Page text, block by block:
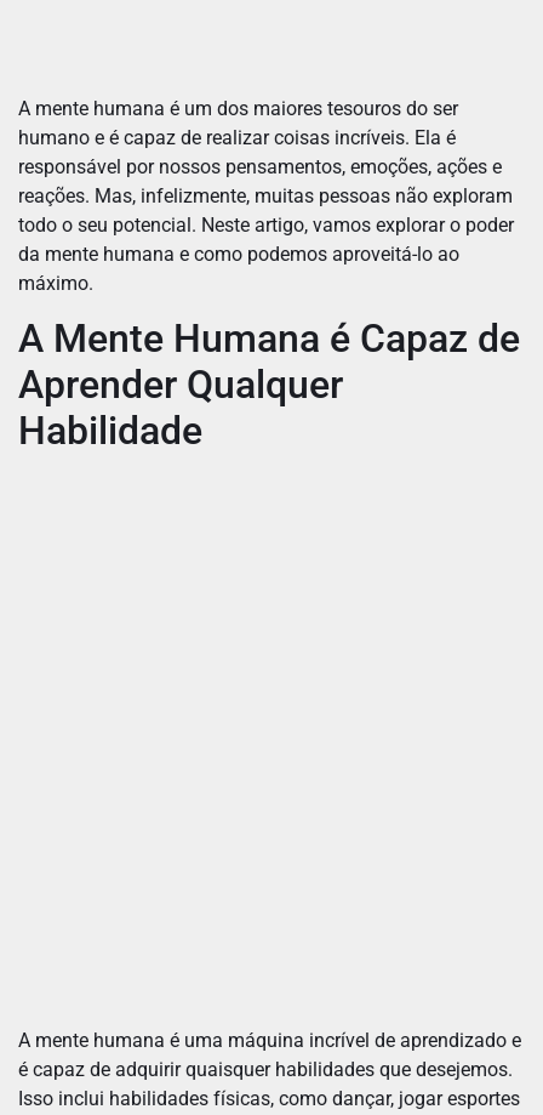
A mente humana é um dos maiores tesouros do ser
humano e é capaz de realizar coisas incríveis. Ela é
responsável por nossos pensamentos, emoções, ações e
reações. Mas, infelizmente, muitas pessoas não exploram
todo o seu potencial. Neste artigo, vamos explorar o poder
da mente humana e como podemos aproveitá-lo ao
máximo.
A Mente Humana é Capaz de
Aprender Qualquer
Habilidade
A mente humana é uma máquina incrível de aprendizado e
é capaz de adquirir quaisquer habilidades que desejemos.
Isso inclui habilidades físicas, como dançar, jogar esportes